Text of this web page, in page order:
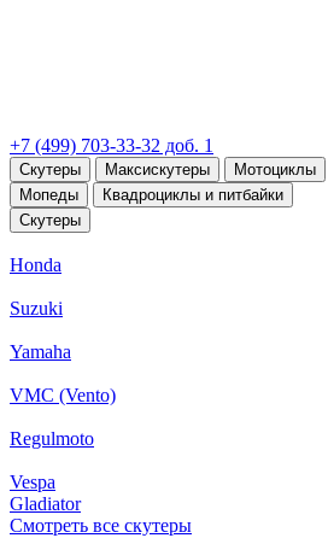
+7 (499) 703-33-32 доб. 1
Скутеры Максискутеры Мотоциклы
Мопеды
Квадроциклы и питбайки
Скутеры
Honda
Suzuki
Yamaha
VMC (Vento)
Regulmoto
Vespa
Gladiator
Смотреть все скутеры